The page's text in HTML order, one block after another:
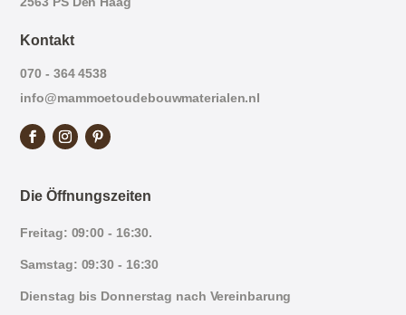
Kontakt
070 - 364 4538
info@mammoetoudebouwmaterialen.nl
Die Öffnungszeiten
Freitag: 09:00 - 16:30.
Samstag: 09:30 - 16:30
Dienstag bis Donnerstag nach Vereinbarung